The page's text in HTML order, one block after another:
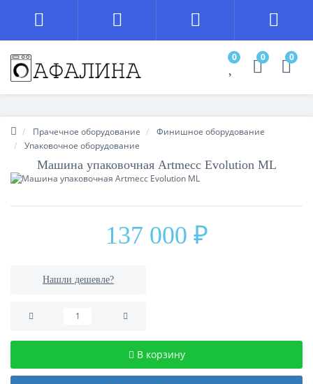
0 0 0
Прачечное оборудование
Финишное оборудование
Упаковочное оборудование
Машина упаковочная Artmecc Evolution ML
137 000 ₽
Нашли дешевле?
В корзину